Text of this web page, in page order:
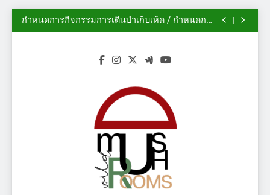
Skip
to
นิทรรศการสวนพฤกษศาสตร์เดวอน ปี 2014
กำหนดการกิจกรรมการเดินป่าเก็บเห็ด / กำหนดการ
งานกิจกรรม
ฟอรั่ม AMS: ฤดูกาลเห็ดในแคลการีเริ่มต้นแล้ว!
นิทรรศการสวนพฤกษศาสตร์เดวอน ปี 2014
กำหนดการกิจกรรมการเดินป่าเก็บเห็ด / กำหนดการ
ไม้ประดับ – เห็ดป่า